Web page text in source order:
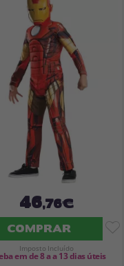
46,76€
COMPRAR
Imposto Incluído
em de 8 a a 13 dias úteis